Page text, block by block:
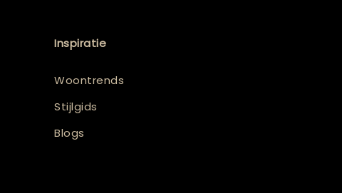
Inspiratie
Woontrends
Stijlgids
Blogs